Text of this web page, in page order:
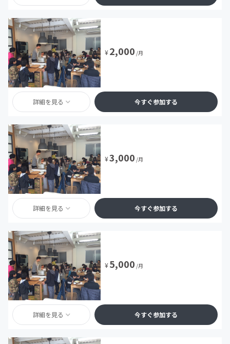
¥2,000 /月
詳細を見る 今すぐ参加する
¥3,000 /月
詳細を見る 今すぐ参加する
¥5,000 /月
詳細を見る 今すぐ参加する